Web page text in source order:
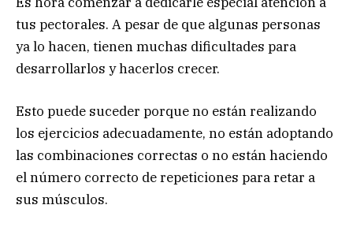
tus pectorales. A pesar de que algunas personas
ya lo hacen, tienen muchas dificultades para
desarrollarlos y hacerlos crecer.
Esto puede suceder porque no están realizando
los ejercicios adecuadamente, no están adoptando
las combinaciones correctas o no están haciendo
el número correcto de repeticiones para retar a
sus músculos.